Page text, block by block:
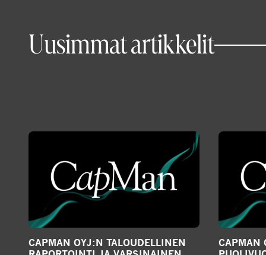
Uusimmat artikkelit
CAPMAN OYJ:N TALOUDELLINEN
CAPMAN